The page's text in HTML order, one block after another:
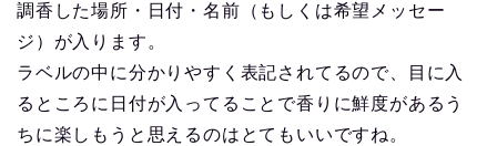
調香した場所・日付・名前（もしくは希望メッセー
ジ）が入ります。
ラベルの中に分かりやすく表記されてるので、目に入
るところに日付が入ってることで香りに鮮度があるう
ちに楽しもうと思えるのはとてもいいですね。